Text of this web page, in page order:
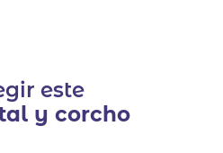
este
y corcho